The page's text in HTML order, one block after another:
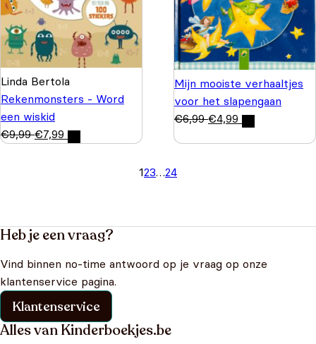
Linda Bertola
Rekenmonsters - Word
een wiskid
€9,99 €7,99
Mijn mooiste verhaaltjes
voor het slapengaan
€6,99 €4,99
123…24
Heb je een vraag?
Vind binnen no-time antwoord op je vraag op onze
klantenservice pagina.
Klantenservice
Alles van Kinderboekjes.be